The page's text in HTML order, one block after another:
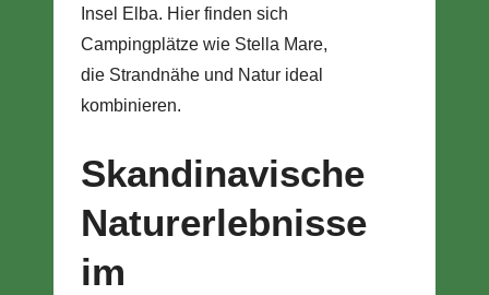
Insel Elba. Hier finden sich
Campingplätze wie Stella Mare,
die Strandnähe und Natur ideal
kombinieren.
Skandinavische
Naturerlebnisse
im